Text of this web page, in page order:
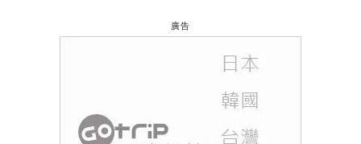
廣告